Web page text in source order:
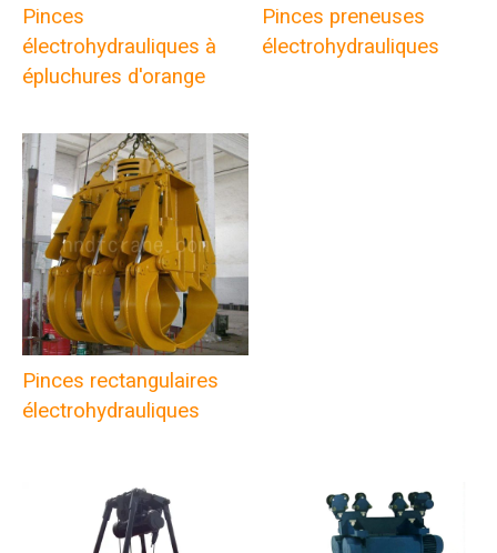
Pinces
électrohydrauliques à
épluchures d'orange
Pinces preneuses
électrohydrauliques
Pinces rectangulaires
électrohydrauliques